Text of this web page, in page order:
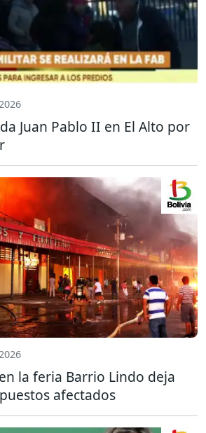
Juan Pablo II en El Alto por
la feria Barrio Lindo deja
afectados